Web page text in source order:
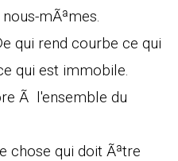
mÃªmes.
qui rend courbe ce qui
qui est immobile.
Ã l'ensemble du
chose qui doit Ãªtre